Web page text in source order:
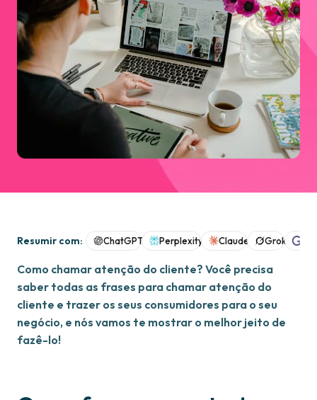
Resumir com: ChatGPT Perplexity Claude Grok
Como chamar atenção do cliente? Você precisa
saber todas as frases para chamar atenção do
cliente e trazer os seus consumidores para o seu
negócio, e nós vamos te mostrar o melhor jeito de
fazê-lo!